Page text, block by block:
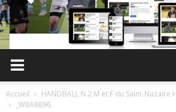
Sport
Accueil
HANDBALL N.2 M et F du Saint-
_W8A8896